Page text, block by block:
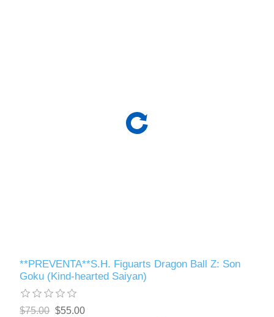
**PREVENTA**S.H. Figuarts Dragon Ball Z: Son
Goku (Kind-hearted Saiyan)
$75.00 $55.00